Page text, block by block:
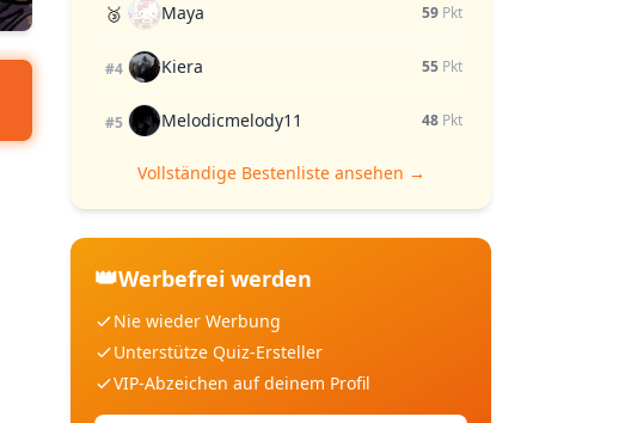
🥉 Maya 59 Pkt
#4 Kiera 55 Pkt
#5 Melodicmelody11 48 Pkt
Vollständige Bestenliste ansehen →
👑Werbefrei werden
Nie wieder Werbung
Unterstütze Quiz-Ersteller
VIP-Abzeichen auf deinem Profil